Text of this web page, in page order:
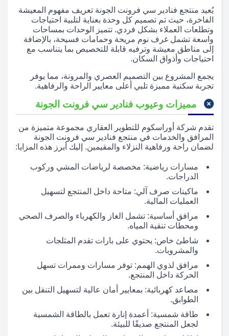
يُعيد منتجع فنادير سي فرونت الجونة تعريف مفهوم المعيشة
الفاخرة، حيث تم تصميم كل وحدة بعناية لتلبية احتياجات
وتطلعات العملاء بشكل فردي. تتميز الوحدات بمساحات
واسعة تشمل غرف نوم مريحة وحمامات فسيحة، بالإضافة
إلى مناطق معيشة وترفيه قابلة للتخصيص بما يتناسب مع
احتياجات وأذواق السكان.
يجمع المشروع بين التصميم العصري والمرونة، مما يوفر
تجربة سكنية مميزة تلبي أعلى معايير الراحة والرفاهية.
مميزات وعيوب فنادير سي فرونت الجونة
تقدم شركة أوراسكوم للتطوير العقاري مجموعة متميزة من
المرافق والخدمات في منتجع فنادير سي فرونت الجونة
لضمان راحة ورفاهية النزلاء والمقيمين. إليك أبرز هذه المزايا:
مسارات رياضية: مخصصة لرياضات المشي وركوب
الدراجات.
ماكينات صرف آلي: متاحة داخل المنتجع لتسهيل
العمليات المالية.
مرافق أساسية: تشمل الغاز والكهرباء والصرف الصحي
ومحطات تنقية المياه.
شاطئ خاص: يحتوي على بارات تقدم المثلجات
والمشروبات.
مرافق لذوي الهمم: توفر مسارات وممرات تسهل
الحركة داخل المنتجع.
مصاعد كهربائية: بمعايير أمان عالية لتسهيل التنقل بين
الطوابق.
طاقة شمسية: أعمدة إنارة تعمل بالطاقة الشمسية
لجعل المنتجع صديقًا للبيئة.